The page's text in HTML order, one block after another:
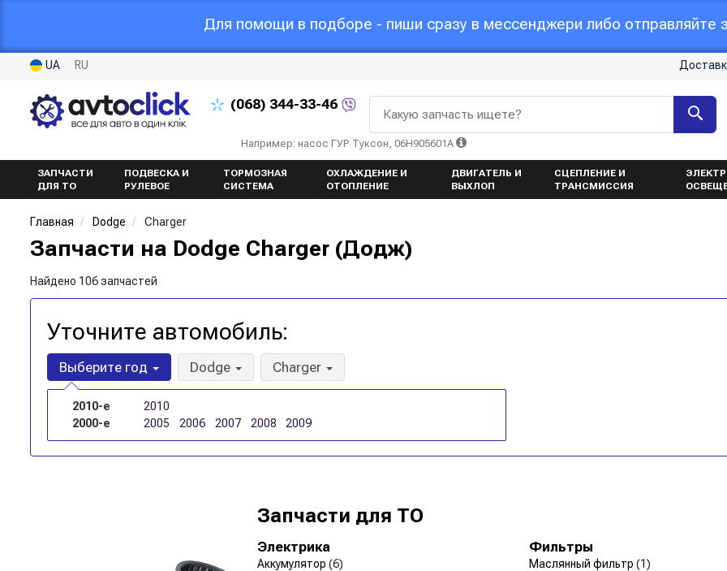
Для помощи в подборе - пиши сразу в мессенджери либо отправляйте
UA RU
(068) 344-33-46
Какую запчасть ищете?
Например: насос ГУР Туксон, 06H905601A
ЗАПЧАСТИ
ДЛЯ ТО
ПОДВЕСКА И
РУЛЕВОЕ
ТОРМОЗНАЯ
СИСТЕМА
ОХЛАЖДЕНИЕ И
ОТОПЛЕНИЕ
ДВИГАТЕЛЬ И
ВЫХЛОП
СЦЕПЛЕНИЕ И
ТРАНСМИССИЯ
Главная Dodge Charger
Запчасти на Dodge Charger (Додж)
Найдено 106 запчастей
Уточните автомобиль:
Выберите год
2010-е
2010
2000-е
2005 2006 2007 2008 2009
Dodge Charger
Запчасти для ТО
Электрика
Аккумулятор (6)
Фильтры
Маслянный фильтр (1)